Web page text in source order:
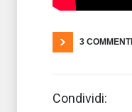
3 COMMENTI
Condividi: